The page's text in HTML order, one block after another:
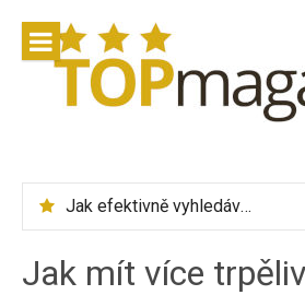
obsah
Jak efektivně vyhledávat letenky přes Skyscanner
Jak mít více